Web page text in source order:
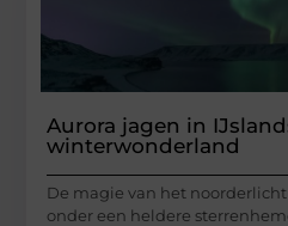
Aurora jagen in
winterwonderland
De magie van het
onder een heldere